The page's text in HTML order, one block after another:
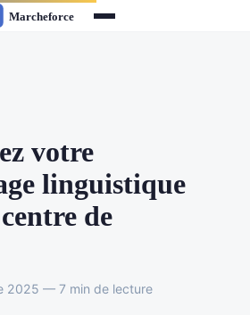
votre
linguistique
de
2025 — 7 min de lecture